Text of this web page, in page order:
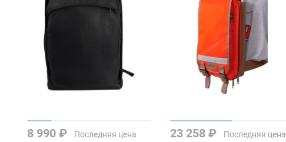
8 990 ₽ Последняя цена 23 258 ₽ Последняя цена